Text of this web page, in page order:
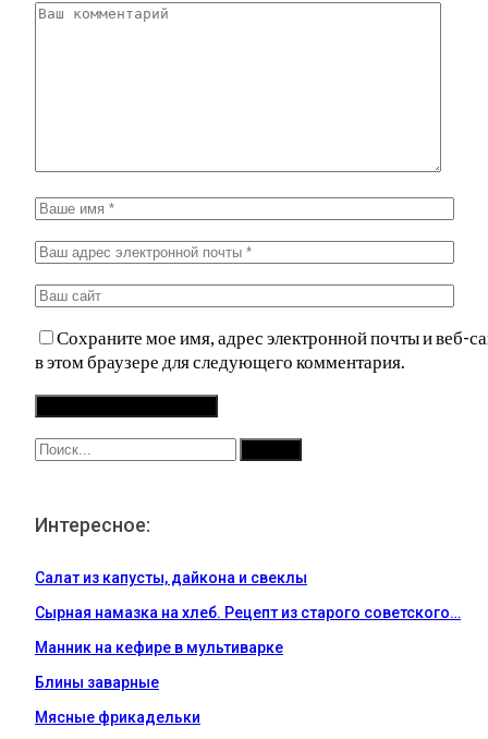
Сохраните мое имя, адрес электронной почты и веб-
в этом браузере для следующего комментария.
Интересное:
Салат из капусты, дайкона и свеклы
Сырная намазка на хлеб. Рецепт из старого советского…
Манник на кефире в мультиварке
Блины заварные
Мясные фрикадельки